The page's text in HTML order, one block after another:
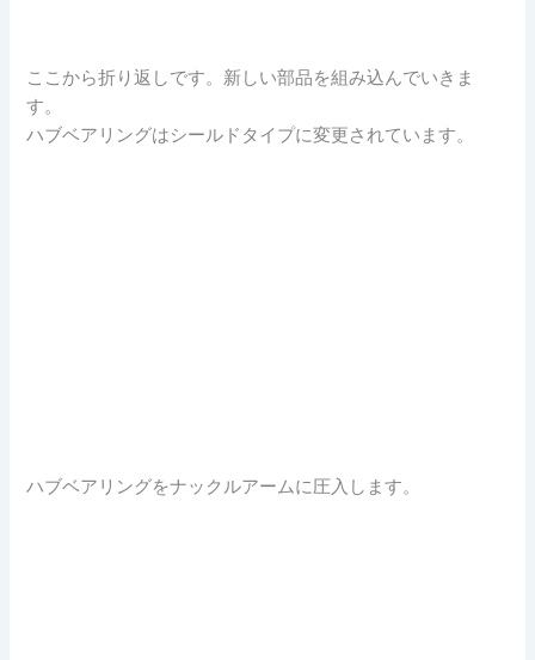
ここから折り返しです。新しい部品を組み込んでいきま
す。
ハブベアリングはシールドタイプに変更されています。
ハブベアリングをナックルアームに圧入します。